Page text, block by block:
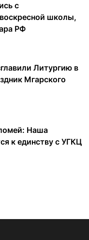
с
школы,
РФ
Литургию в
Мгарского
Наша
к единству с УГКЦ